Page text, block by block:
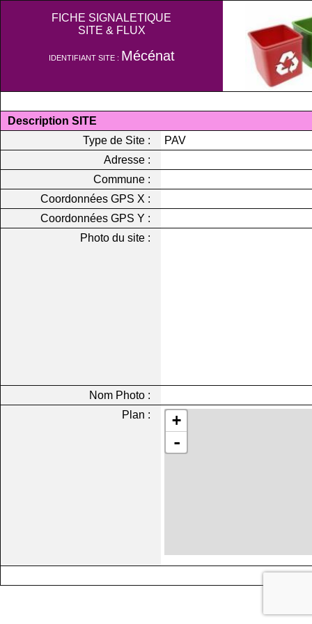
FICHE SIGNALETIQUE
SITE & FLUX
IDENTIFIANT SITE : Mécénat
Description SITE
Type de Site :
PAV
Adresse :
Commune :
Coordonnées GPS X :
Coordonnées GPS Y :
Photo du site :
Nom Photo :
Plan :
+
-